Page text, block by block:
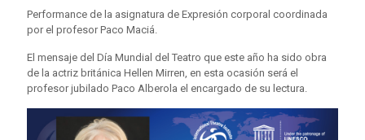
Performance de la asignatura de Expresión corporal coordinada
por el profesor Paco Maciá.
El mensaje del Día Mundial del Teatro que este año ha sido obra
de la actriz británica Hellen Mirren, en esta ocasión será el
profesor jubilado Paco Alberola el encargado de su lectura.